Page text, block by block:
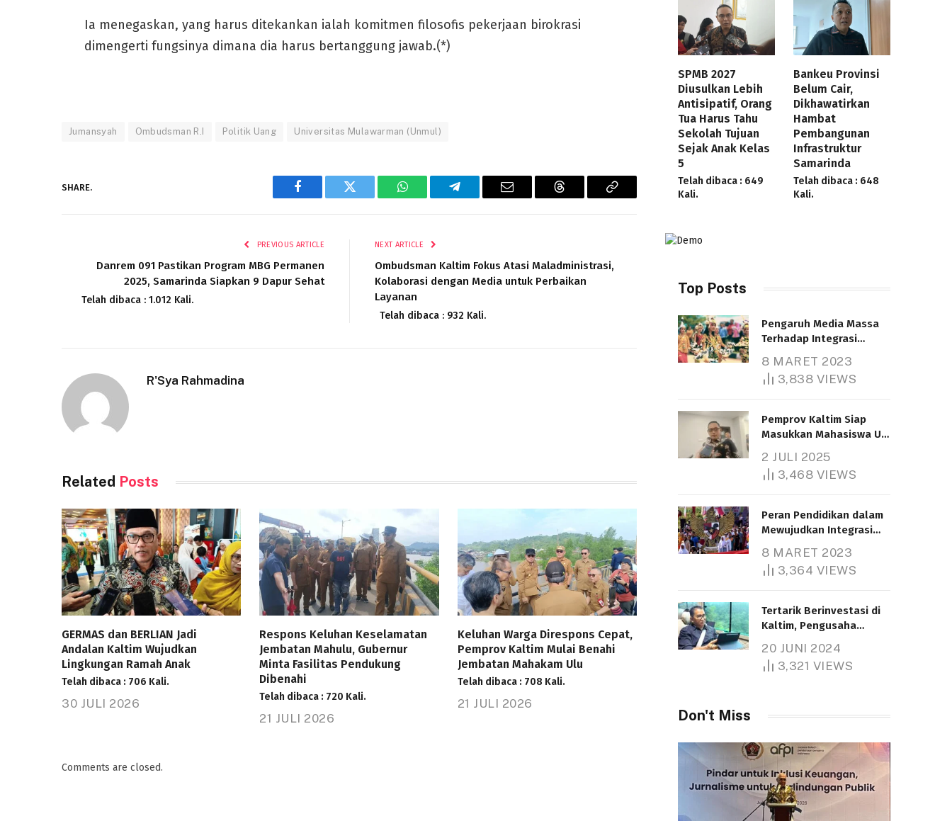
Ia menegaskan, yang harus ditekankan ialah komitmen filosofis pekerjaan birokrasi
dimengerti fungsinya dimana dia harus bertanggung jawab.(*)
Jumansyah Ombudsman R.I Politik Uang Universitas Mulawarman (Unmul)
SHARE.
Facebook Twitter WhatsAppTelegram Email Threads
Copy
PREVIOUS ARTICLE
Danrem 091 Pastikan Program MBG Permanen
2025, Samarinda Siapkan 9 Dapur Sehat
Telah dibaca : 1.012 Kali.
NEXT ARTICLE
Ombudsman Kaltim Fokus Atasi Maladministrasi,
Kolaborasi dengan Media untuk Perbaikan
Layanan
Telah dibaca : 932 Kali.
R'Sya Rahmadina
Related Posts
GERMAS dan BERLIAN Jadi
Andalan Kaltim Wujudkan
Lingkungan Ramah Anak
Telah dibaca : 706 Kali.
30 JULI 2026
Respons Keluhan Keselamatan
Jembatan Mahulu, Gubernur
Minta Fasilitas Pendukung
Dibenahi
Telah dibaca : 720 Kali.
21 JULI 2026
Keluhan Warga Direspons Cepat,
Pemprov Kaltim Mulai Benahi
Jembatan Mahakam Ulu
Telah dibaca : 708 Kali.
21 JULI 2026
Comments are closed.
SPMB 2027
Diusulkan Lebih
Antisipatif, Orang
Tua Harus Tahu
Sekolah Tujuan
Sejak Anak Kelas
5
Telah dibaca : 649
Kali.
Bankeu Provinsi
Belum Cair,
Dikhawatirkan
Hambat
Pembangunan
Infrastruktur
Samarinda
Telah dibaca : 648
Kali.
Top Posts
Pengaruh Media Massa
Terhadap Integrasi
Telah dibaca : 4.607 Kali.
8 MARET 2023
3,838 VIEWS
Pemprov Kaltim Siap
Masukkan Mahasiswa UT
Bantuan Pendidikan
Gratispol
2 JULI 2025
3,468 VIEWS
Peran Pendidikan dalam
Mewujudkan Integrasi
Telah dibaca : 5.260 Kali.
8 MARET 2023
3,364 VIEWS
Tertarik Berinvestasi di
Kaltim, Pengusaha
1.000 Hektare
Telah dibaca : 1.281 Kali.
20 JUNI 2024
3,321 VIEWS
Don't Miss